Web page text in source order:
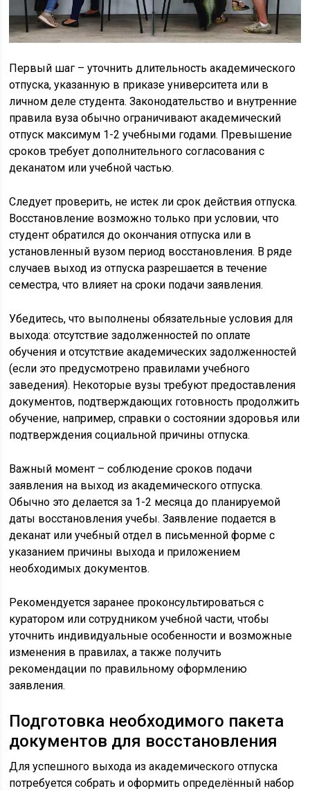
Первый шаг – уточнить длительность академического
отпуска, указанную в приказе университета или в
личном деле студента. Законодательство и внутренние
правила вуза обычно ограничивают академический
отпуск максимум 1-2 учебными годами. Превышение
сроков требует дополнительного согласования с
деканатом или учебной частью.
Следует проверить, не истек ли срок действия отпуска.
Восстановление возможно только при условии, что
студент обратился до окончания отпуска или в
установленный вузом период восстановления. В ряде
случаев выход из отпуска разрешается в течение
семестра, что влияет на сроки подачи заявления.
Убедитесь, что выполнены обязательные условия для
выхода: отсутствие задолженностей по оплате
обучения и отсутствие академических задолженностей
(если это предусмотрено правилами учебного
заведения). Некоторые вузы требуют предоставления
документов, подтверждающих готовность продолжить
обучение, например, справки о состоянии здоровья или
подтверждения социальной причины отпуска.
Важный момент – соблюдение сроков подачи
заявления на выход из академического отпуска.
Обычно это делается за 1-2 месяца до планируемой
даты восстановления учебы. Заявление подается в
деканат или учебный отдел в письменной форме с
указанием причины выхода и приложением
необходимых документов.
Рекомендуется заранее проконсультироваться с
куратором или сотрудником учебной части, чтобы
уточнить индивидуальные особенности и возможные
изменения в правилах, а также получить
рекомендации по правильному оформлению
заявления.
Подготовка необходимого пакета
документов для восстановления
Для успешного выхода из академического отпуска
потребуется собрать и оформить определённый набор